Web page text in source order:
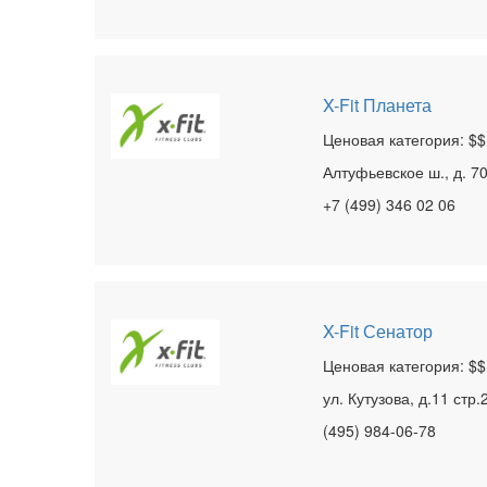
X-Fit Планета
Ценовая категория: $$
Алтуфьевское ш., д. 70
+7 (499) 346 02 06
X-Fit Сенатор
Ценовая категория: $$
ул. Кутузова, д.11
(495) 984-06-78